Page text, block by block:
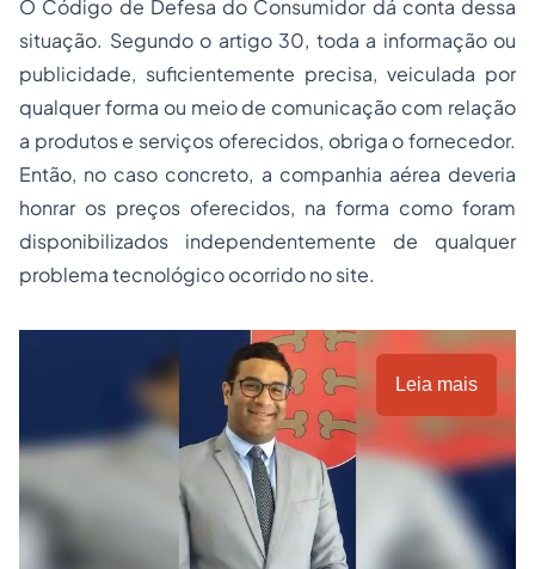
O Código de Defesa do Consumidor dá conta dessa
situação. Segundo o artigo 30, toda a informação ou
publicidade, suficientemente precisa, veiculada por
qualquer forma ou meio de comunicação com relação
a produtos e serviços oferecidos, obriga o fornecedor.
Então, no caso concreto, a companhia aérea deveria
honrar os preços oferecidos, na forma como foram
disponibilizados independentemente de qualquer
problema tecnológico ocorrido no site.
Leia mais